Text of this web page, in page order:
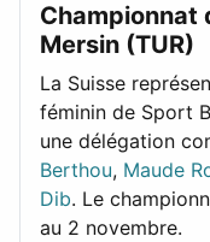
Championnat
Mersin (TUR)
La Suisse
féminin de Sport
une délégation
Berthou, Maude
Dib. Le
au 2 novembre.